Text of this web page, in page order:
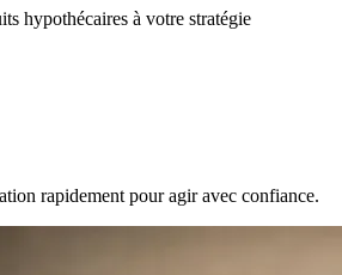
hypothécaires à votre stratégie
rapidement pour agir avec confiance.